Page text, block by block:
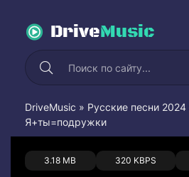
DriveMusic
DriveMusic » Русские песни 2024
Я+ты=подружки
3.18 MB 320 KBPS
0